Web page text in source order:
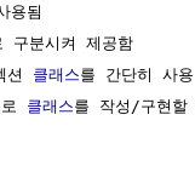
용됨
구분시켜 제공함
션 클래스를 간단히 사
클래스를 작성/구현할